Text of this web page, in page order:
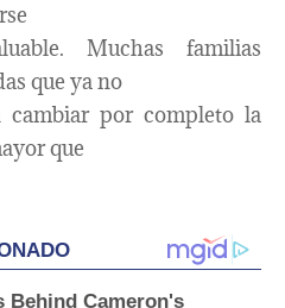
Muchas familias
que ya no
por completo la
que